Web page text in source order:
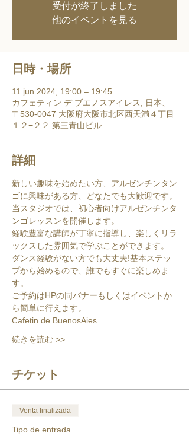
受付が終了しました
他のイベントを見る
日時・場所
11 jun 2024, 19:00 – 19:45
カフェティン デ ブエノスアイレス, 日本、
〒530-0047 大阪府大阪市北区西天満４丁目
１２−２２ 第三青山ビル
詳細
新しい趣味を始めたい方、アルゼンチンタン
ゴに興味がある方、どなたでも大歓迎です。
当スタジオでは、初心者向けアルゼンチンタ
ンゴレッスンを開催します。
経験豊富な講師が丁寧に指導し、楽しくリラ
ックスした雰囲気で学ぶことができます。
ダンス経験がない方でも大丈夫!基本ステッ
プから始めるので、誰でもすぐに楽しめま
す。
ご予約はHPの同バナーもしくはイベントか
ら簡単に行えます。
Cafetin de BuenosAies
続きを読む >>
チケット
Venta finalizada
Tipo de entrada